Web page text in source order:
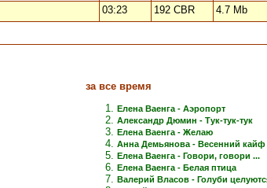
03:23 192 CBR 4.7 Mb
за все время
Елена Ваенга - Аэропорт
Александр Дюмин - Тук-тук-тук
Елена Ваенга - Желаю
Анна Демьянова - Весенний кайф
Елена Ваенга - Говори, говори ...
Елена Ваенга - Белая птица
Валерий Власов - Голуби